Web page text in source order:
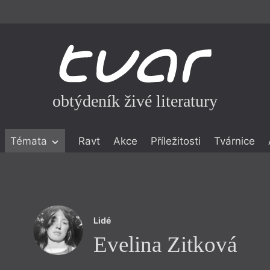
obtýdeník živé literatury
Témata Ravt Akce Příležitosti Tvárnice
Lidé
Evelina Zitková